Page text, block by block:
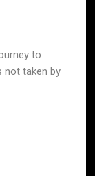
to
not taken by